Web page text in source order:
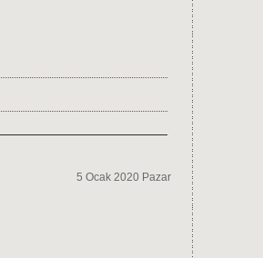
5 Ocak 2020 Pazar